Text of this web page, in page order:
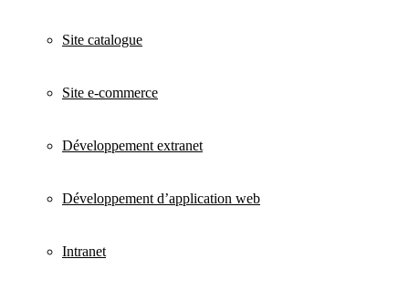
Site catalogue
Site e-commerce
Développement extranet
Développement d’application web
Intranet